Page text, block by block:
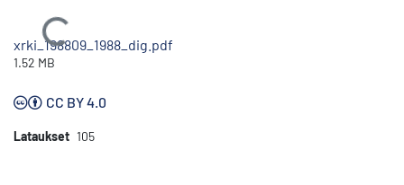
Ladataan...
xrki_198809_1988_dig.pdf
1.52 MB
CC BY 4.0
Lataukset 105